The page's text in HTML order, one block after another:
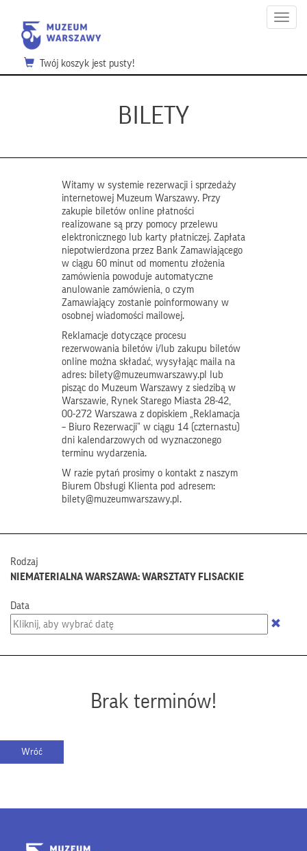
Menu
Twój koszyk jest pusty!
BILETY
Witamy w systemie rezerwacji i sprzedaży
internetowej Muzeum Warszawy. Przy
zakupie biletów online płatności
realizowane są przy pomocy przelewu
elektronicznego lub karty płatniczej. Zapłata
niepotwierdzona przez Bank Zamawiającego
w ciągu 60 minut od momentu złożenia
zamówienia powoduje automatyczne
anulowanie zamówienia, o czym
Zamawiający zostanie poinformowany w
osobnej wiadomości mailowej.
Reklamacje dotyczące procesu
rezerwowania biletów i/lub zakupu biletów
online można składać, wysyłając maila na
adres: bilety@muzeumwarszawy.pl lub
pisząc do Muzeum Warszawy z siedzibą w
Warszawie, Rynek Starego Miasta 28-42,
00-272 Warszawa z dopiskiem „Reklamacja
– Biuro Rezerwacji” w ciągu 14 (czternastu)
dni kalendarzowych od wyznaczonego
terminu wydarzenia.
W razie pytań prosimy o kontakt z naszym
Biurem Obsługi Klienta pod adresem:
bilety@muzeumwarszawy.pl.
Rodzaj
NIEMATERIALNA WARSZAWA: WARSZTATY FLISACKIE
Data
Brak terminów!